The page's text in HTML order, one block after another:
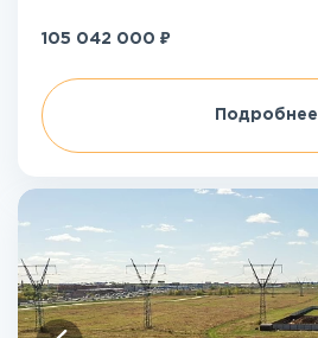
105 042 000 ₽
Подробнее